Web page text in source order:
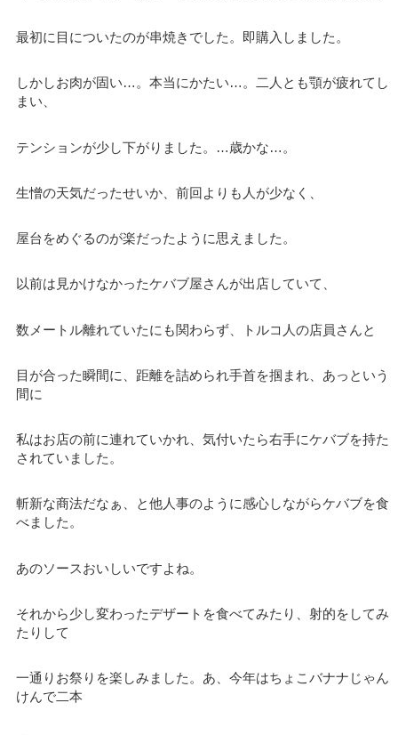
最初に目についたのが串焼きでした。即購入しました。
しかしお肉が固い…。本当にかたい…。二人とも顎が疲れてし
まい、
テンションが少し下がりました。…歳かな…。
生憎の天気だったせいか、前回よりも人が少なく、
屋台をめぐるのが楽だったように思えました。
以前は見かけなかったケバブ屋さんが出店していて、
数メートル離れていたにも関わらず、トルコ人の店員さんと
目が合った瞬間に、距離を詰められ手首を掴まれ、あっという
間に
私はお店の前に連れていかれ、気付いたら右手にケバブを持た
されていました。
斬新な商法だなぁ、と他人事のように感心しながらケバブを食
べました。
あのソースおいしいですよね。
それから少し変わったデザートを食べてみたり、射的をしてみ
たりして
一通りお祭りを楽しみました。あ、今年はちょこバナナじゃん
けんで二本